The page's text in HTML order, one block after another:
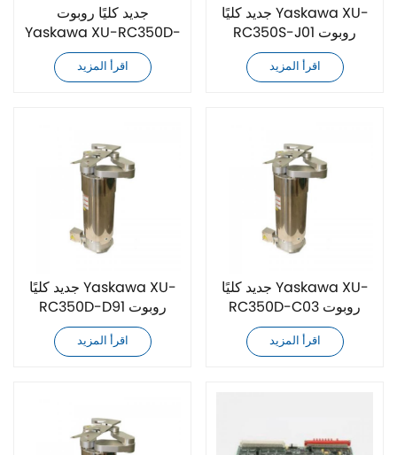
جديد كليًا روبوت
Yaskawa XU-RC350D-
C31 ثنائي الذراع للتعامل
مع رقائق السيليكون
اقرأ المزيد
جديد كليًا Yaskawa XU-
RC350S-J01 روبوت
رقائق فراغ ثنائي الذراع
اقرأ المزيد
جديد كليًا Yaskawa XU-
RC350D-D91 روبوت
رقائق فراغ ثنائي الذراع
اقرأ المزيد
جديد كليًا Yaskawa XU-
RC350D-C03 روبوت
رقائق فراغ ثنائي الذراع
اقرأ المزيد